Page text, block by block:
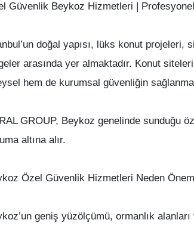
Güvenlik Beykoz Hizmetleri |
doğal yapısı, lüks konut
arasında yer almaktadır. Konut
hem de kurumsal güvenliğin
GROUP, Beykoz genelinde sunduğu
altına alır.
Özel Güvenlik Hizmetleri Neden
geniş yüzölçümü, ormanlık